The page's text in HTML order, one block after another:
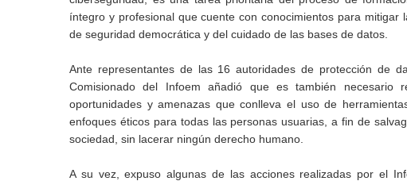
íntegro y profesional que cuente con conocimientos para
de seguridad democrática y del cuidado de las bases de datos.
Ante representantes de las 16 autoridades de protección de
Comisionado del Infoem añadió que es también necesario
oportunidades y amenazas que conlleva el uso de
enfoques éticos para todas las personas usuarias, a fin de
sociedad, sin lacerar ningún derecho humano.
A su vez, expuso algunas de las acciones realizadas por el